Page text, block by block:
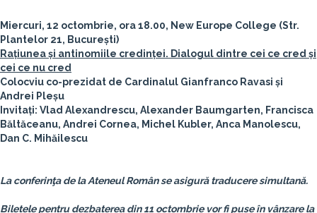
Miercuri, 12 octombrie, ora 18.00, New Europe College (Str.
Plantelor 21, București)
Rațiunea și antinomiile credinței. Dialogul dintre cei ce cred și
cei ce nu cred
Colocviu co-prezidat de Cardinalul Gianfranco Ravasi și
Andrei Pleșu
Invitați: Vlad Alexandrescu, Alexander Baumgarten, Francisca
Băltăceanu, Andrei Cornea, Michel Kubler, Anca Manolescu,
Dan C. Mihăilescu
La conferinţa de la Ateneul Român se asigură traducere simultană.
Biletele pentru dezbaterea din 11 octombrie vor fi puse în vânzare la